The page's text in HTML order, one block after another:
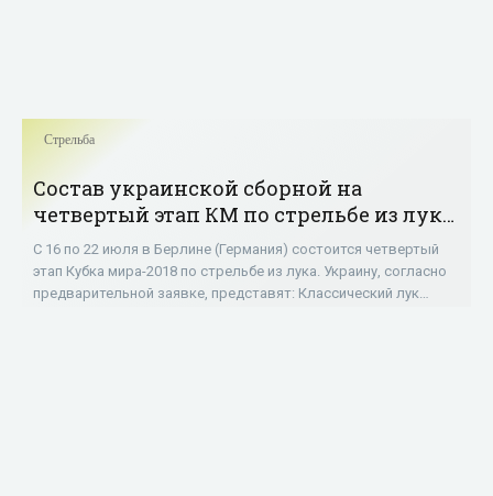
Стрельба
Состав украинской сборной на
четвертый этап КМ по стрельбе из лука
- «Стрельба»
С 16 по 22 июля в Берлине (Германия) состоится четвертый
этап Кубка мира-2018 по стрельбе из лука. Украину, согласно
предварительной заявке, представят: Классический лук